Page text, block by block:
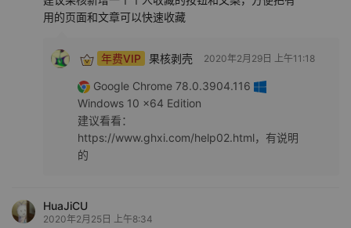
用的页面和文章可以快速收藏
年费VIP 果核剥壳 2020年2月29日 上午11:18
Google Chrome 78.0.3904.116
Windows 10 x64 Edition
建议看看：
https://www.ghxi.com/help02.html，有说明
的
HuaJiCU
2020年2月25日 上午8:34